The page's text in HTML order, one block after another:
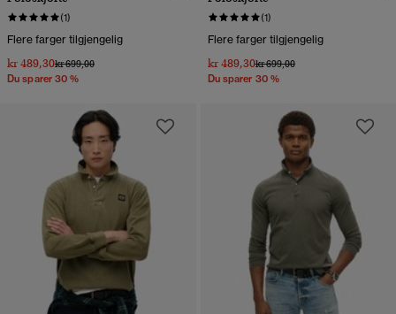
(1)
Flere farger tilgjengelig
kr 489,30Pris nedsatt fra
kr 699,00til
Du sparer 30 %
(1)
Flere farger tilgjengelig
kr 489,30Pris nedsatt fra
kr 699,00til
Du sparer 30 %